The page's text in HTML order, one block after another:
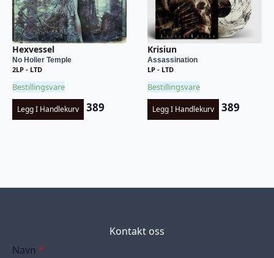
Hexvessel
No Holier Temple
2LP - LTD
Bestillingsvare
Legg I Handlekurv 389
Krisiun
Assassination
LP - LTD
Bestillingsvare
Legg I Handlekurv 389
Kontakt oss
Navn *